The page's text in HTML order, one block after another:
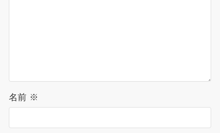
名前 ※